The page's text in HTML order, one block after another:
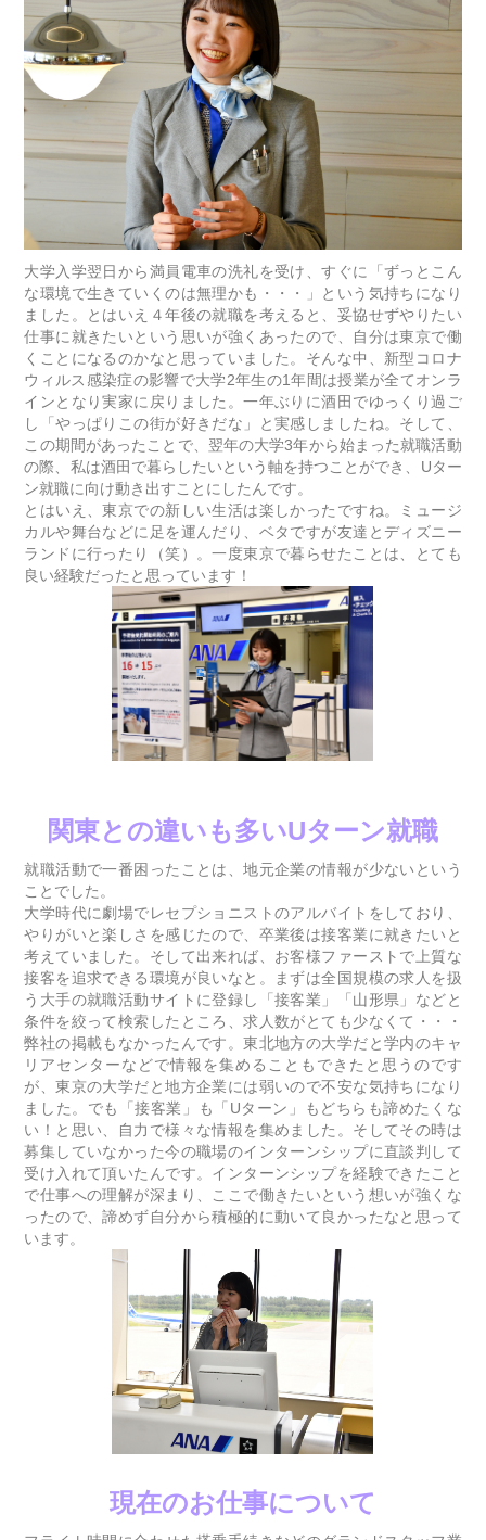
大学入学翌日から満員電車の洗礼を受け、すぐに「ずっとこん
な環境で生きていくのは無理かも・・・」という気持ちになり
ました。とはいえ４年後の就職を考えると、妥協せずやりたい
仕事に就きたいという思いが強くあったので、自分は東京で働
くことになるのかなと思っていました。そんな中、新型コロナ
ウィルス感染症の影響で大学2年生の1年間は授業が全てオンラ
インとなり実家に戻りました。一年ぶりに酒田でゆっくり過ご
し「やっぱりこの街が好きだな」と実感しましたね。そして、
この期間があったことで、翌年の大学3年から始まった就職活動
の際、私は酒田で暮らしたいという軸を持つことができ、Uター
ン就職に向け動き出すことにしたんです。
とはいえ、東京での新しい生活は楽しかったですね。ミュージ
カルや舞台などに足を運んだり、ベタですが友達とディズニー
ランドに行ったり（笑）。一度東京で暮らせたことは、とても
良い経験だったと思っています！
関東との違いも多いUターン就職
就職活動で一番困ったことは、地元企業の情報が少ないという
ことでした。
大学時代に劇場でレセプショニストのアルバイトをしており、
やりがいと楽しさを感じたので、卒業後は接客業に就きたいと
考えていました。そして出来れば、お客様ファーストで上質な
接客を追求できる環境が良いなと。まずは全国規模の求人を扱
う大手の就職活動サイトに登録し「接客業」「山形県」などと
条件を絞って検索したところ、求人数がとても少なくて・・・
弊社の掲載もなかったんです。東北地方の大学だと学内のキャ
リアセンターなどで情報を集めることもできたと思うのです
が、東京の大学だと地方企業には弱いので不安な気持ちになり
ました。でも「接客業」も「Uターン」もどちらも諦めたくな
い！と思い、自力で様々な情報を集めました。そしてその時は
募集していなかった今の職場のインターンシップに直談判して
受け入れて頂いたんです。インターンシップを経験できたこと
で仕事への理解が深まり、ここで働きたいという想いが強くな
ったので、諦めず自分から積極的に動いて良かったなと思って
います。
現在のお仕事について